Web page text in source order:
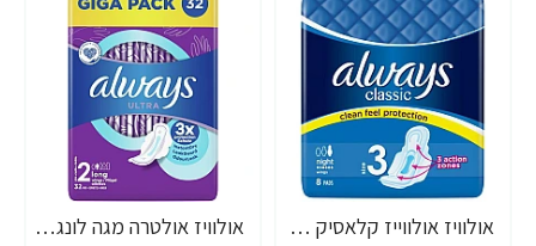
אולוויז אולווייז קלאסיק תחבושות לילה מידה 3 - 8 יחידות
אולוויז אולטרה מגה לונג פלוס 32 יחידות